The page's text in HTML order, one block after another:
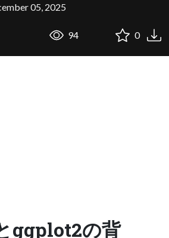
05, 2025
94 0
ggplot2の背